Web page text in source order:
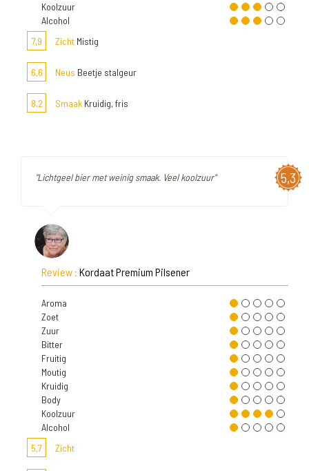
Koolzuur
Alcohol
7,9
Zicht Mistig
6,6 Neus Beetje stalgeur
8,2 Smaak Kruidig, fris
5,3
"Lichtgeel bier met weinig smaak. Veel koolzuur"
Review : Kordaat Premium Pilsener
Aroma
Zoet
Zuur
Bitter
Fruitig
Moutig
Kruidig
Body
Koolzuur
Alcohol
5,7
Zicht